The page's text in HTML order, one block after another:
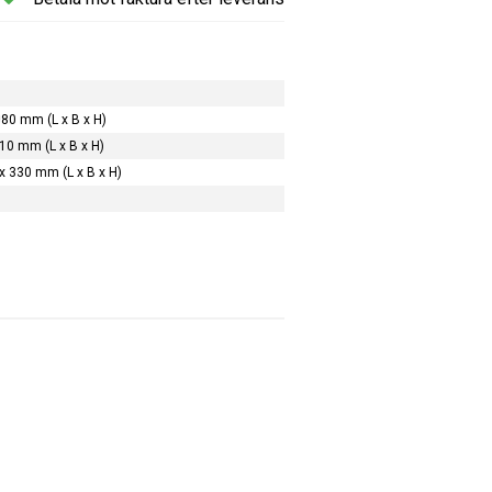
mm (L x B x H)
mm (L x B x H)
330 mm (L x B x H)